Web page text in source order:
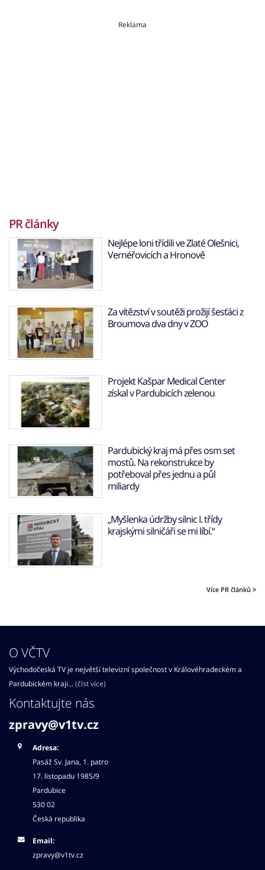
Reklama
PR články
Nejlépe loni třídili ve Zlaté Olešnici,
Vernéřovicích a Hronově
Za vítězství v soutěži prožijí šesťáci z
Broumova dva dny v ZOO
Projekt Kašpar Medical Center
získal v Pardubicích zelenou
Pardubický kraj má přes osm set
mostů. Na rekonstrukce by
potřeboval přes jednu a půl
miliardy
„Myšlenka údržby silnic I. třídy
krajskými silničáři se mi líbí.“
Více PR článků
O VČTV
Východočeská TV je největší televizní společnost v Královéhradeckém a
Pardubickém kraji... (číst více)
Kontaktujte nás
zpravy@v1tv.cz
Adresa:
Pasáž Sv. Jana, 1. patro
17. listopadu 1985/9
Pardubice
530 02
Česká republika
Email:
zpravy@v1tv.cz